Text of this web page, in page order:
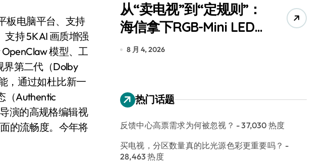
板电脑平台、支持
持 5K AI 画质增强
模型、工
界第二代（Dolby
，通过如杜比新一
（Authentic
演的高规格编辑视
的流畅度。今年将
，技术
增长
从“卖电视”到“定规则”：
海信拿下RGB-Mini LED
全球话语权
8 月 4, 2026
热门话题
反馈中心高票需求为何被忽视？ - 37,030 热度
买电视，分区数量真的比光源色彩更重要吗？ -
28,463 热度